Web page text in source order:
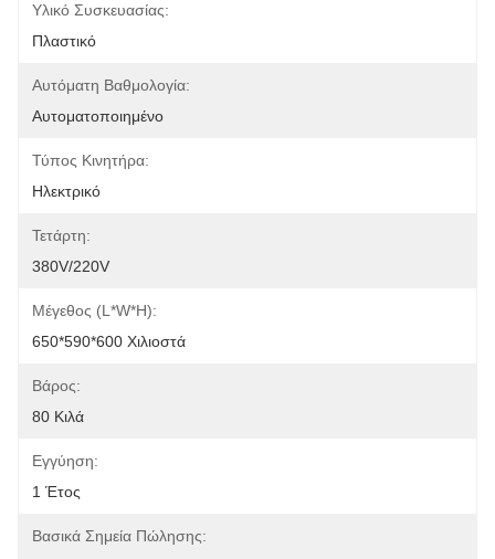
Υλικό Συσκευασίας:
Πλαστικό
Αυτόματη Βαθμολογία:
Αυτοματοποιημένο
Τύπος Κινητήρα:
Ηλεκτρικό
Τετάρτη:
380V/220V
Μέγεθος (L*W*H):
650*590*600 Χιλιοστά
Βάρος:
80 Κιλά
Εγγύηση:
1 Έτος
Βασικά Σημεία Πώλησης: